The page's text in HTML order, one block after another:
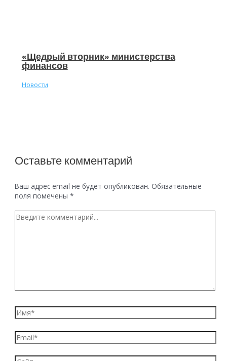
«Щедрый вторник» министерства
финансов
Новости
Оставьте комментарий
Ваш адрес email не будет опубликован. Обязательные
поля помечены*
Введите
Имя*
Email*